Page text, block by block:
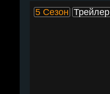
5 Сезон Трейлер